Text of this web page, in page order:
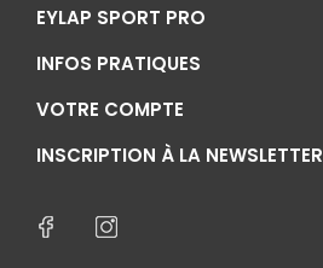
EYLAP SPORT PRO
INFOS PRATIQUES
VOTRE COMPTE
INSCRIPTION À LA NEWSLETTER